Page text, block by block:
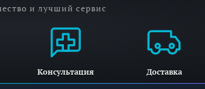
в каждую сцену
цвета Pro
и лучший сервис
Консультация Доставка